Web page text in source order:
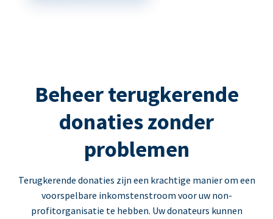
Beheer terugkerende
donaties zonder
problemen
Terugkerende donaties zijn een krachtige manier om een
voorspelbare inkomstenstroom voor uw non-
profitorganisatie te hebben. Uw donateurs kunnen